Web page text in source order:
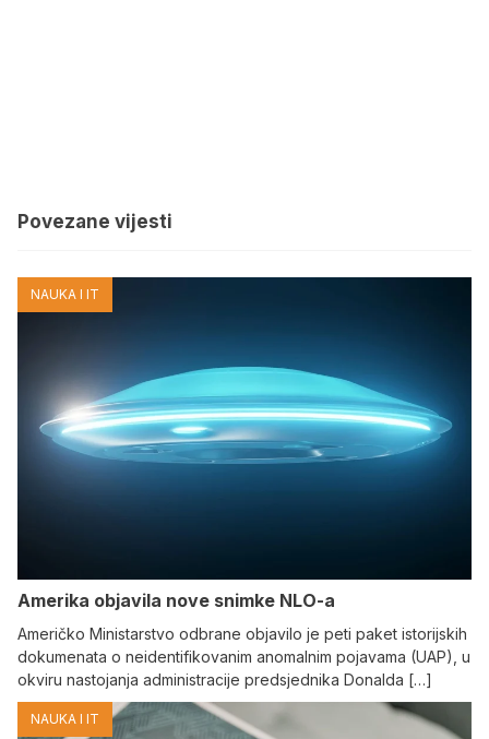
Povezane vijesti
NAUKA I IT
Amerika objavila nove snimke NLO-a
Američko Ministarstvo odbrane objavilo je peti paket istorijskih
dokumenata o neidentifikovanim anomalnim pojavama (UAP), u
okviru nastojanja administracije predsjednika Donalda […]
NAUKA I IT